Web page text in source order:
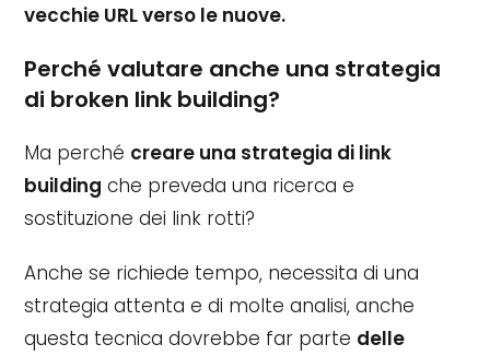
vecchie URL verso le nuove.
Perché valutare anche una strategia
di broken link building?
Ma perché creare una strategia di link
building che preveda una ricerca e
sostituzione dei link rotti?
Anche se richiede tempo, necessita di una
strategia attenta e di molte analisi, anche
questa tecnica dovrebbe far parte delle